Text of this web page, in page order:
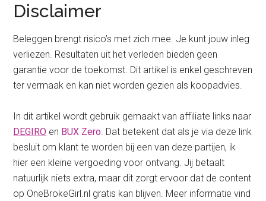
Disclaimer
Beleggen brengt risico’s met zich mee. Je kunt jouw inleg
verliezen. Resultaten uit het verleden bieden geen
garantie voor de toekomst. Dit artikel is enkel geschreven
ter vermaak en kan niet worden gezien als koopadvies.
In dit artikel wordt gebruik gemaakt van affiliate links naar
DEGIRO en BUX Zero. Dat betekent dat als je via deze link
besluit om klant te worden bij een van deze partijen, ik
hier een kleine vergoeding voor ontvang. Jij betaalt
natuurlijk niets extra, maar dit zorgt ervoor dat de content
op OneBrokeGirl.nl gratis kan blijven. Meer informatie vind